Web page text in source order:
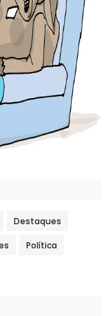
Destaques
Política